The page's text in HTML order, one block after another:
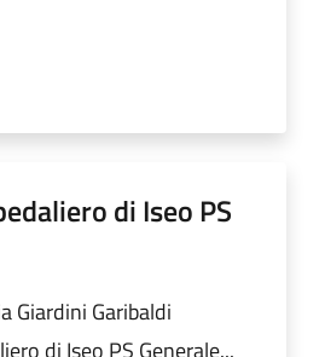
di Iseo PS
Giardini Garibaldi
di Iseo PS Generale...